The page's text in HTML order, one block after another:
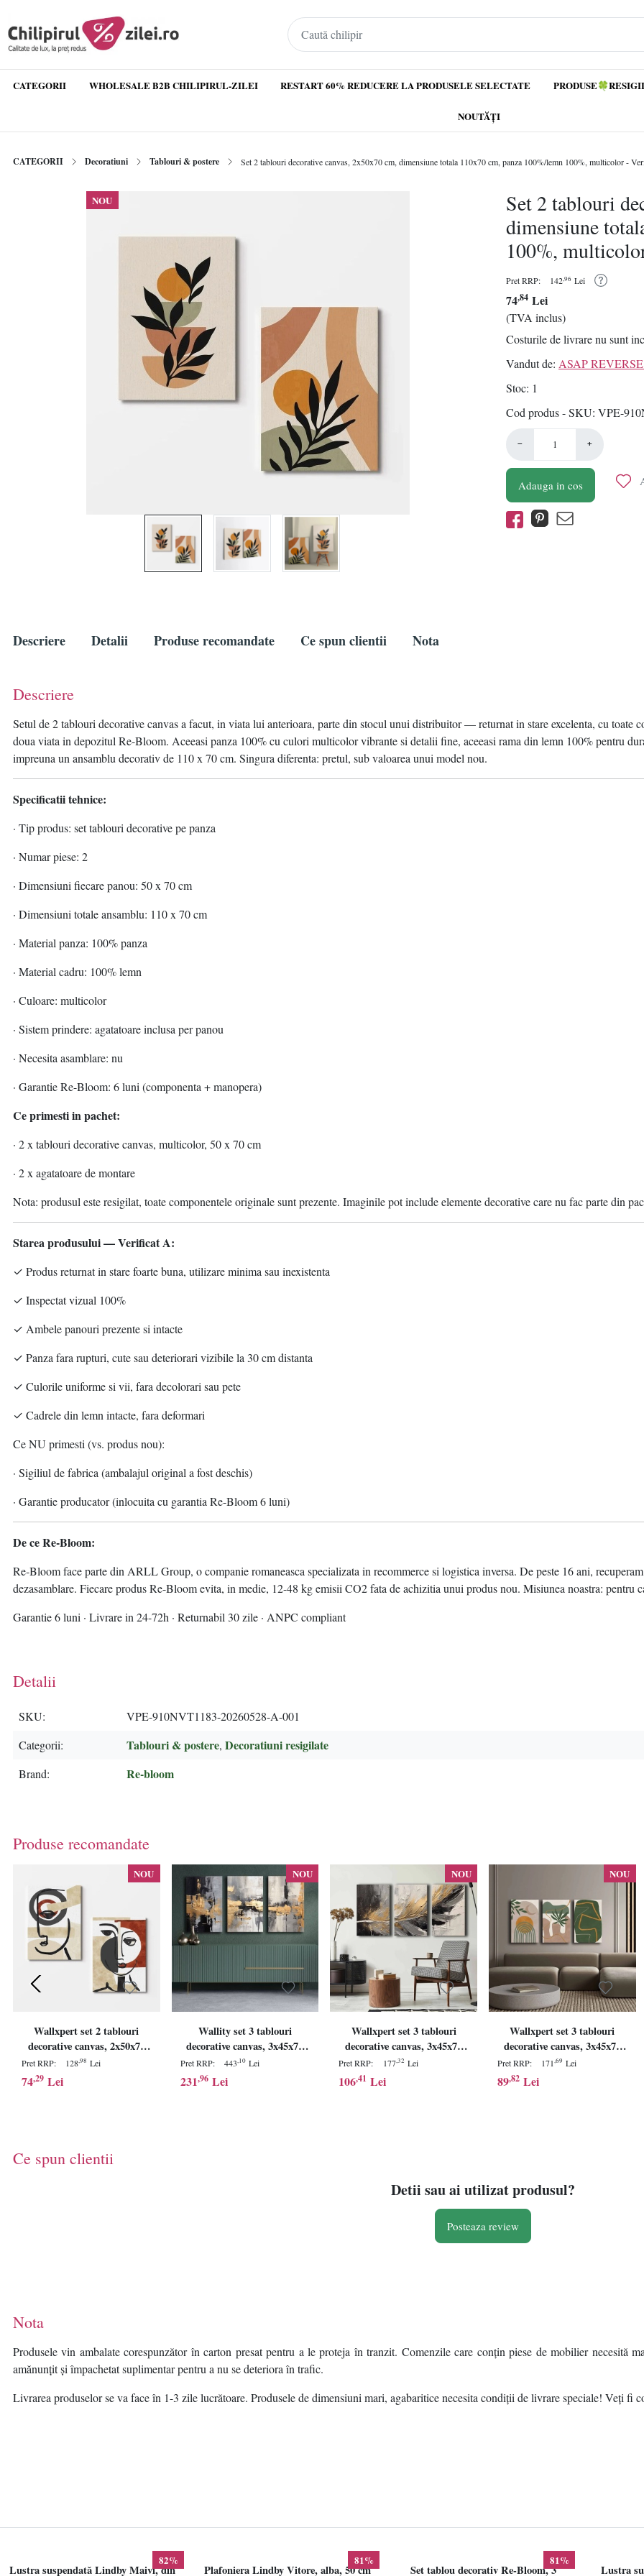
CATEGORII WHOLESALE B2B CHILIPIRUL-ZILEI RESTART 60% REDUCERE LA PRODUSELE SELECTATE
NOUTĂȚI
CATEGORII Decoratiuni Tablouri & postere Set 2 tablouri decorative canvas, 2x50x70 cm, dimensiune totala 110x70 cm, panza 100%/lemn 100%, multicolor -
NOU
Set 2 tablouri
dimensiune
100%,
Pret RRP: 142,96 Lei
74,84 Lei
(TVA inclus)
Costurile de livrare nu sunt
Vandut de: ASAP
Stoc 1
Cod produs - SKU VPE-
− +
Adauga in cos
Descriere Detalii Produse recomandate Ce spun clientii Nota
Descriere
Setul de 2 tablouri decorative canvas a facut, in viata lui anterioara, parte din stocul unui distribuitor — returnat in stare excelenta, cu toate
doua viata in depozitul Re-Bloom. Aceeasi panza 100% cu culori multicolor vibrante si detalii fine, aceeasi rama din lemn 100% pentru
impreuna un ansamblu decorativ de 110 x 70 cm. Singura diferenta: pretul, sub valoarea unui model nou.
Specificatii tehnice:
· Tip produs: set tablouri decorative pe panza
· Numar piese: 2
· Dimensiuni fiecare panou: 50 x 70 cm
· Dimensiuni totale ansamblu: 110 x 70 cm
· Material panza: 100% panza
· Material cadru: 100% lemn
· Culoare: multicolor
· Sistem prindere: agatatoare inclusa per panou
· Necesita asamblare: nu
· Garantie Re-Bloom: 6 luni (componenta + manopera)
Ce primesti in pachet:
· 2 x tablouri decorative canvas, multicolor, 50 x 70 cm
· 2 x agatatoare de montare
Nota: produsul este resigilat, toate componentele originale sunt prezente. Imaginile pot include elemente decorative care nu fac parte din
Starea produsului — Verificat A:
✓ Produs returnat in stare foarte buna, utilizare minima sau inexistenta
✓ Inspectat vizual 100%
✓ Ambele panouri prezente si intacte
✓ Panza fara rupturi, cute sau deteriorari vizibile la 30 cm distanta
✓ Culorile uniforme si vii, fara decolorari sau pete
✓ Cadrele din lemn intacte, fara deformari
Ce NU primesti (vs. produs nou):
· Sigiliul de fabrica (ambalajul original a fost deschis)
· Garantie producator (inlocuita cu garantia Re-Bloom 6 luni)
De ce Re-Bloom:
Re-Bloom face parte din ARLL Group, o companie romaneasca specializata in recommerce si logistica inversa. De peste 16 ani,
dezasamblare. Fiecare produs Re-Bloom evita, in medie, 12-48 kg emisii CO2 fata de achizitia unui produs nou. Misiunea noastra:
Garantie 6 luni · Livrare in 24-72h · Returnabil 30 zile · ANPC compliant
Detalii
SKU
VPE-910NVT1183-20260528-A-001
Categorii
Tablouri & postere, Decoratiuni resigilate
Brand Re-bloom
Produse recomandate
NOU
Wallxpert set 2 tablouri
decorative canvas, 2x50x70
cm, dimensiune totala
110x70 cm, panza 100%,
cadru lemn 100%, multicolor
Pret RRP: 128,98 Lei
74,29 Lei
NOU
Wallity set 3 tablouri
decorative canvas, 3x45x70
cm, dimensiune totala
145x70 cm, panza 100%
2.8mm, rama lemn pin
Pret RRP: 443,10 Lei
231,96 Lei
NOU
Wallxpert set 3 tablouri
decorative canvas, 3x45x70
cm, dimensiune totala
145x70 cm, panza 100%
2.8mm, rama lemn pin
Pret RRP: 177,32 Lei
106,41 Lei
NOU
Wallxpert set 3 tablouri
decorative canvas, 3x45x70
cm, dimensiune totala
145x70 cm, panza 100%
2.8mm, rama lemn pin
Pret RRP: 171,69 Lei
89,82 Lei
Ce spun clientii
Detii sau ai utilizat produsul?
Posteaza review
Nota
Produsele vin ambalate corespunzător în carton presat pentru a le proteja în tranzit. Comenzile care conțin piese de mobilier necesită
amănunțit și împachetat suplimentar pentru a nu se deteriora în trafic.
Livrarea produselor se va face în 1-3 zile lucrătoare. Produsele de dimensiuni mari, agabaritice necesita condiții de livrare speciale! Veți fi
82%
Lustra suspendată Lindby Maivi, din
81%
Plafoniera Lindby Vitore, alba, 50 cm
81%
Set tablou decorativ Re-Bloom, 3 Lustra